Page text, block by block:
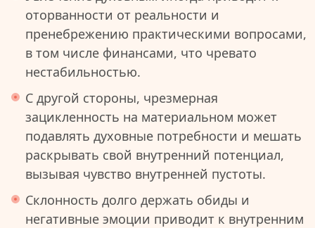
оторванности от реальности и
пренебрежению практическими вопросами,
в том числе финансами, что чревато
нестабильностью.
С другой стороны, чрезмерная
зацикленность на материальном может
подавлять духовные потребности и мешать
раскрывать свой внутренний потенциал,
вызывая чувство внутренней пустоты.
Склонность долго держать обиды и
негативные эмоции приводит к внутренним